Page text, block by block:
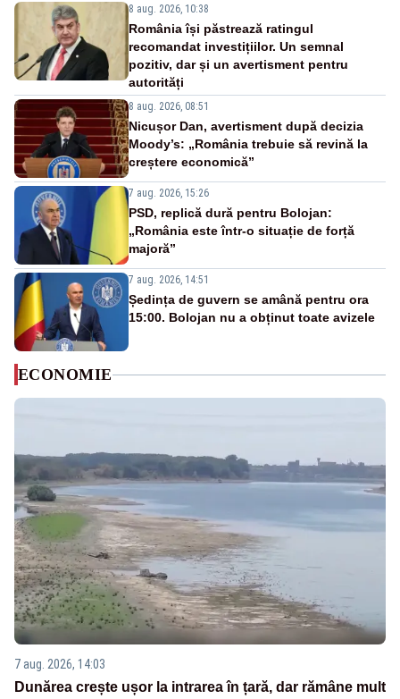
8 aug. 2026, 10:38
România își păstrează ratingul
recomandat investițiilor. Un semnal
pozitiv, dar și un avertisment pentru
autorități
8 aug. 2026, 08:51
Nicușor Dan, avertisment după decizia
Moody’s: „România trebuie să revină la
creștere economică”
7 aug. 2026, 15:26
PSD, replică dură pentru Bolojan:
„România este într-o situație de forță
majoră”
7 aug. 2026, 14:51
Ședința de guvern se amână pentru ora
15:00. Bolojan nu a obținut toate avizele
ECONOMIE
7 aug. 2026, 14:03
Dunărea crește ușor la intrarea în țară, dar rămâne mult